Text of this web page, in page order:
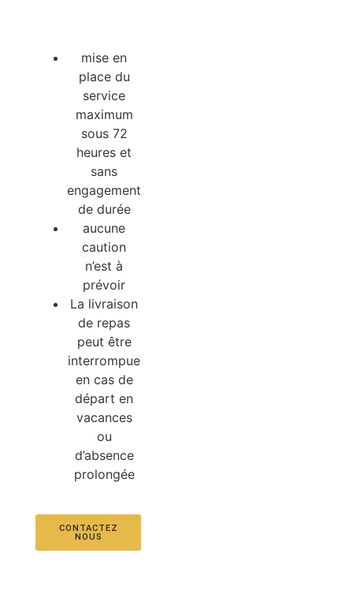
mise en
place du
service
maximum
sous 72
heures et
sans
engagement
de durée
aucune
caution
n’est à
prévoir
La livraison
de repas
peut être
interrompue
en cas de
départ en
vacances
ou
d’absence
prolongée
CONTACTEZ
NOUS